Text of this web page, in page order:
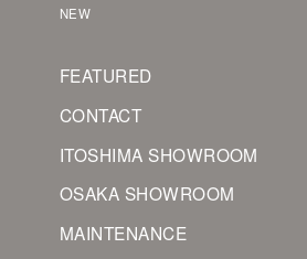
NEW
FEATURED
CONTACT
ITOSHIMA SHOWROOM
OSAKA SHOWROOM
MAINTENANCE